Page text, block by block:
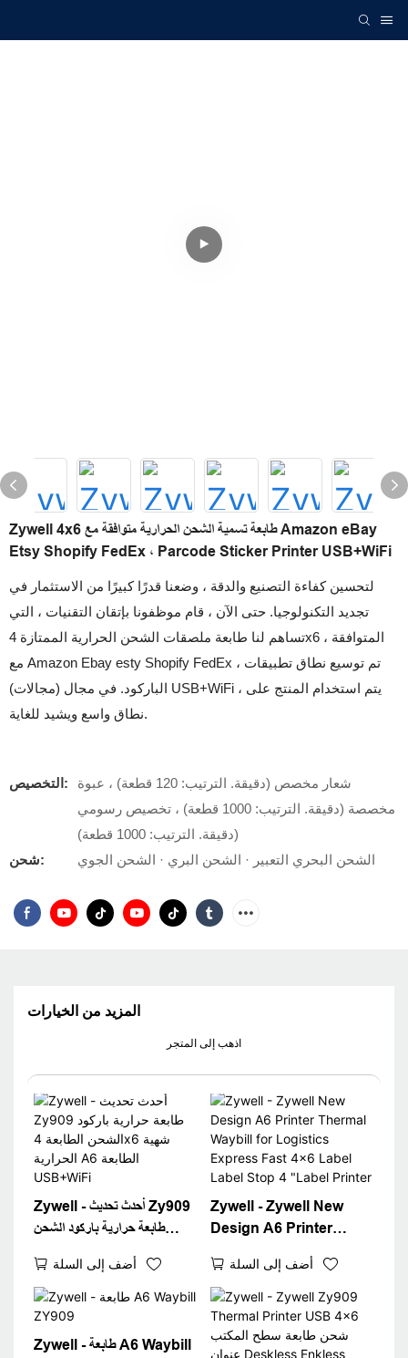
Zywell 4x6 طابعة تسمية الشحن الحرارية متوافقة مع Amazon eBay
Etsy Shopify FedEx ، Parcode Sticker Printer USB+WiFi
لتحسين كفاءة التصنيع والدقة ، وضعنا قدرًا كبيرًا من الاستثمار في
تجديد التكنولوجيا. حتى الآن ، قام موظفونا بإتقان التقنيات ، التي
تساهم لنا طابعة ملصقات الشحن الحرارية الممتازة 4x6 ، المتوافقة
مع Amazon Ebay esty Shopify FedEx ، تم توسيع نطاق تطبيقات
الباركود. في مجال (مجالات) USB+WiFi ، يتم استخدام المنتج على
نطاق واسع ويشيد للغاية.
التخصيص:
شعار مخصص (دقيقة. الترتيب: 120 قطعة) ، عبوة
مخصصة (دقيقة. الترتيب: 1000 قطعة) ، تخصيص رسومي
(دقيقة. الترتيب: 1000 قطعة)
شحن:
الشحن البحري التعبير · الشحن البري · الشحن الجوي
المزيد من الخيارات
اذهب إلى المتجر
Zywell - أحدث تحديث Zy909
طابعة حرارية باركود الشحن
الطابعة USB+WiFi
أضف إلى السلة
Zywell - Zywell New
Design A6 Printer
Logistics Express Fast
4x6 Label Label Stop 4
"Label Printer
أضف إلى السلة
Zywell - طابعة A6 Waybill